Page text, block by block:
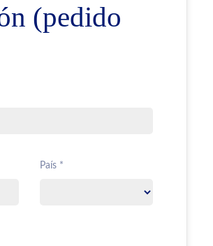
(pedido
País *